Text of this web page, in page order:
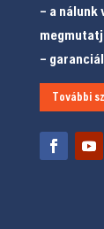
– a
–
További